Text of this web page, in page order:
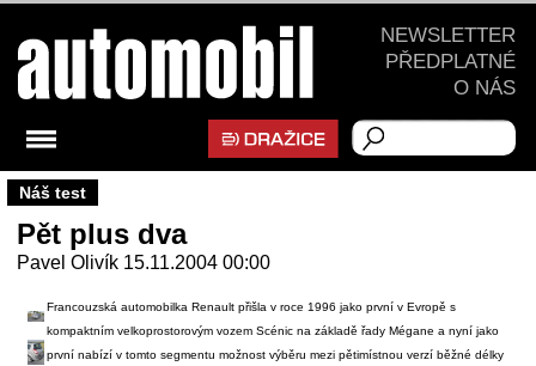
Náš test
Pět plus dva
Pavel Olivík 15.11.2004 00:00
Francouzská automobilka Renault přišla v roce 1996 jako první v Evropě s
kompaktním velkoprostorovým vozem Scénic na základě řady Mégane a nyní jako
první nabízí v tomto segmentu možnost výběru mezi pětimístnou verzí běžné délky
NEWSLETTER
PŘEDPLATNÉ
O NÁS